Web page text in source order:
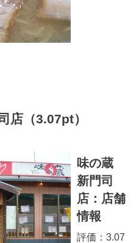
店（3.07pt）
味の蔵
新門司
店：店舗
情報
評価：3.07